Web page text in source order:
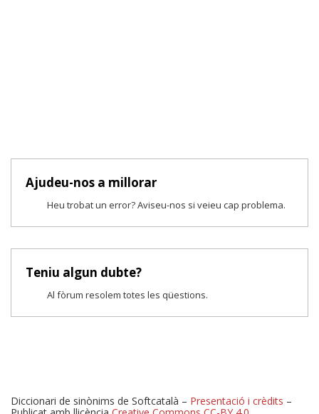
Ajudeu-nos a millorar
Heu trobat un error? Aviseu-nos si veieu cap problema.
Teniu algun dubte?
Al fòrum resolem totes les qüestions.
Diccionari de sinònims de Softcatalà – Presentació i crèdits –